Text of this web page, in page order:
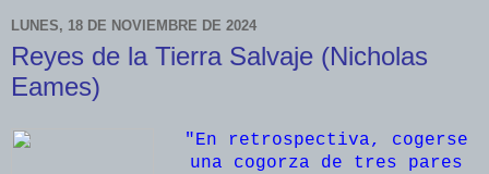
LUNES, 18 DE NOVIEMBRE DE 2024
Reyes de la Tierra Salvaje (Nicholas
Eames)
"En retrospectiva, cogerse
una cogorza de tres pares